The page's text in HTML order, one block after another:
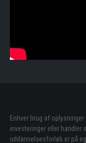
Enhver brug af
investeringer eller handler
uddannelsesforløb er på